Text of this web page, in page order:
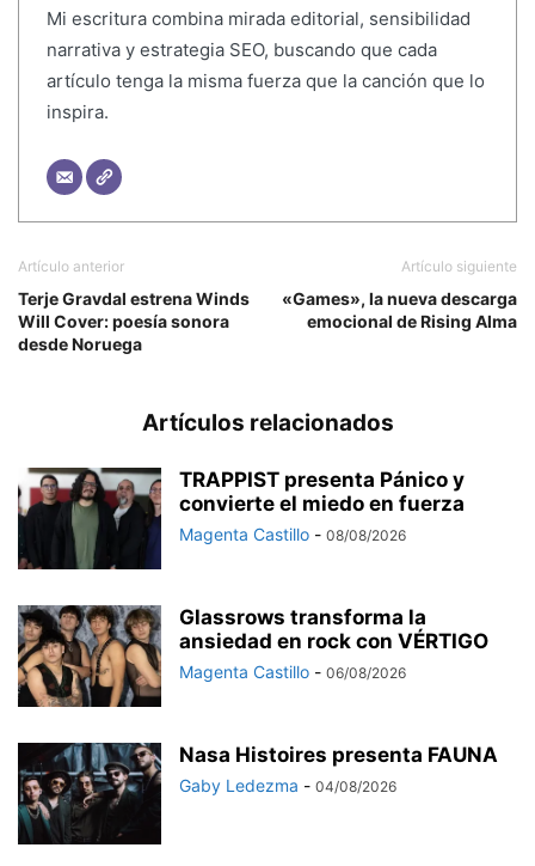
Mi escritura combina mirada editorial, sensibilidad
narrativa y estrategia SEO, buscando que cada
artículo tenga la misma fuerza que la canción que lo
inspira.
Artículo anterior
Terje Gravdal estrena Winds
Will Cover: poesía sonora
desde Noruega
Artículo siguiente
«Games», la nueva descarga
emocional de Rising Alma
Artículos relacionados
TRAPPIST presenta Pánico y
convierte el miedo en fuerza
Magenta Castillo - 08/08/2026
Glassrows transforma la
ansiedad en rock con VÉRTIGO
Magenta Castillo - 06/08/2026
Nasa Histoires presenta FAUNA
Gaby Ledezma - 04/08/2026